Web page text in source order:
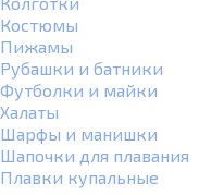
Костюмы
Пижамы
Рубашки и батники
Футболки и майки
Халаты
Шарфы и манишки
Шапочки для плавания
Плавки купальные